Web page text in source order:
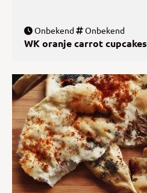
Onbekend Onbekend
WK oranje carrot cupcakes